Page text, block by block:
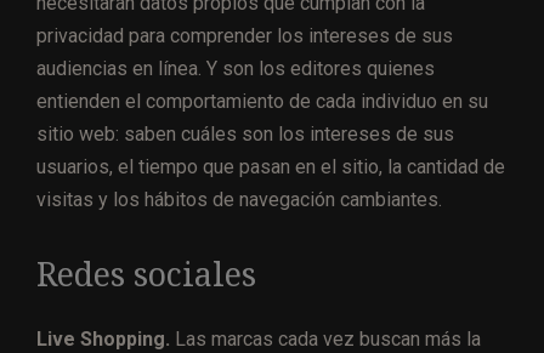
privacidad para comprender los intereses de sus
audiencias en línea. Y son los editores quienes
entienden el comportamiento de cada individuo en su
sitio web: saben cuáles son los intereses de sus
usuarios, el tiempo que pasan en el sitio, la cantidad de
visitas y los hábitos de navegación cambiantes.
Redes sociales
Live Shopping. Las marcas cada vez buscan más la